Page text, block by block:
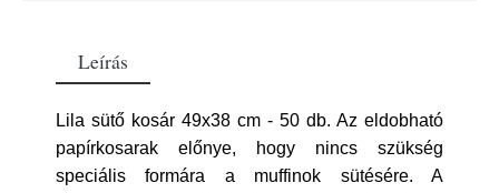
Leírás
Lila sütő kosár 49x38 cm - 50 db. Az eldobható
papírkosarak előnye, hogy nincs szükség
speciális formára a muffinok sütésére. A